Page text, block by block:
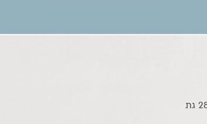
אולם תצוגה ראשי- התפוז 28 גת